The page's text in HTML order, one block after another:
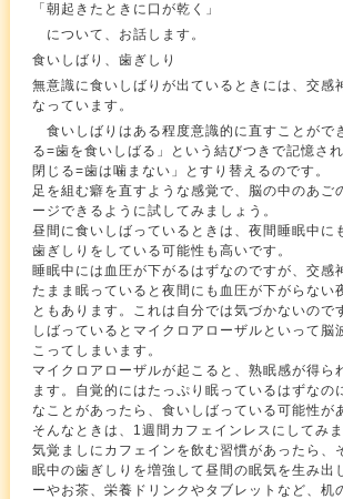
「朝起きたときに口が乾く」
について、お話します。
食いしばり、歯ぎしり
無意識に食いしばりが出ているときには、交感
なっています。
食いしばりはある程度意識的に直すことがで
る=歯を食いしばる」という結びつきで記憶さ
閉じる=歯は噛まない」とすり替えるのです。
足を組む癖を直すような感覚で、脳の中のあご
ージできるように試してみましょう。
昼間に食いしばっているときは、夜間睡眠中に
歯ぎしりをしている可能性も高いです。
睡眠中には血圧が下がるはずなのですが、交感
たまま眠っていると夜間にも血圧が下がらない
ともあります。これは自分では気づかないので
しばっているとマイクロアローザルといって脳
こってしまいます。
マイクロアローザルが起こると、熟眠感が得ら
ます。自覚的にはたっぷり眠っているはずなの
なことがあったら、食いしばっている可能性が
そんなときは、1週間カフェインレスにしてみ
気覚ましにカフェインを飲む習慣があったら、
眠中の歯ぎしりを増強して昼間の眠気を生み出
ーやお茶、栄養ドリンクやタブレットなど、机